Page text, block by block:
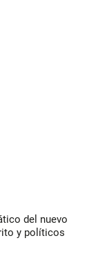
del nuevo
y políticos